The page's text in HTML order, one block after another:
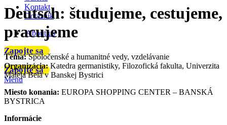
Kontakt
Dotazník
About us
Zapojte sa
Zapojte sa
Menu
Deutsch: študujeme, cestujeme,
pracujeme
Téma:Spoločenské a humanitné vedy, vzdelávanie
Organizácia:Katedra germanistiky, Filozofická fakulta, Univerzita
Mateja Bela v Banskej Bystrici
Miesto konania: EUROPA SHOPPING CENTER – BANSKÁ
BYSTRICA
Informácie